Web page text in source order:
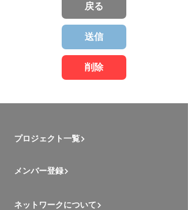
戻る
送信
削除
プロジェクト一覧
メンバー登録
ネットワークについて